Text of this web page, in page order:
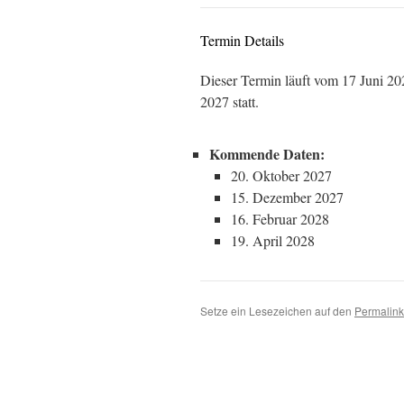
Termin Details
Dieser Termin läuft vom 17 Juni
2027 statt.
Kommende Daten:
20. Oktober 2027
15. Dezember 2027
16. Februar 2028
19. April 2028
Setze ein Lesezeichen auf den Permalink